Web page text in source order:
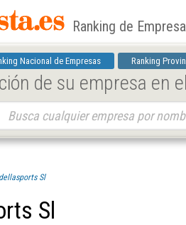
Ranking de
Nacional de Empresas Ranking
de su empresa en
Sl
Sl